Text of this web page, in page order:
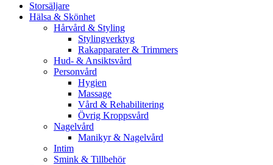
Storsäljare
Hälsa & Skönhet
Hårvård & Styling
Stylingverktyg
Rakapparater & Trimmers
Hud- & Ansiktsvård
Personvård
Hygien
Massage
Vård & Rehabilitering
Övrig Kroppsvård
Nagelvård
Manikyr & Nagelvård
Intim
Smink & Tillbehör